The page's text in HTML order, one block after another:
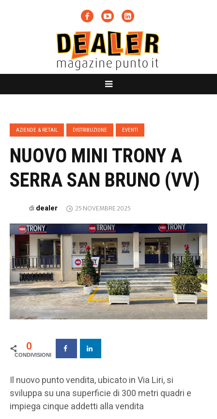
AZIENDE & RETAIL DISTRIBUZIONE EVENTI
NUOVO MINI TRONY A
SERRA SAN BRUNO (VV)
di dealer 25 NOVEMBRE 2025
0
Il nuovo punto vendita, ubicato in Via Liri, si
sviluppa su una superficie di 300 metri quadri e
impiega cinque addetti alla vendita